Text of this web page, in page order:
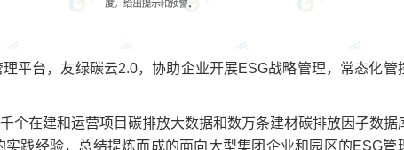
台，友绿碳云2.0，协助企业开展ESG战略管理，常态化管
在建和运营项目碳排放大数据和数万条建材碳排放因子数据
践经验，总结提炼而成的面向大型集团企业和园区的ESG管